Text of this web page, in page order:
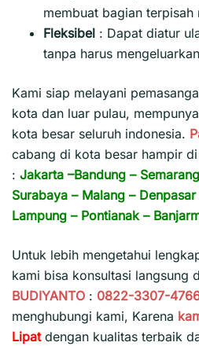
membuat bagian terpisah
Fleksibel : Dapat diatur
tanpa harus
Kami siap melayani
kota dan luar pulau,
kota besar seluruh indonesia.
cabang di kota besar hampir
: Jakarta –Bandung – Semarang
Surabaya – Malang – Denpasar
Lampung – Pontianak–
Untuk lebih mengetahui
kami bisa konsultasi langsung
BUDIYANTO : 0822-3307-
menghubungi kami, Karena
Lipat dengan kualitas terbaik